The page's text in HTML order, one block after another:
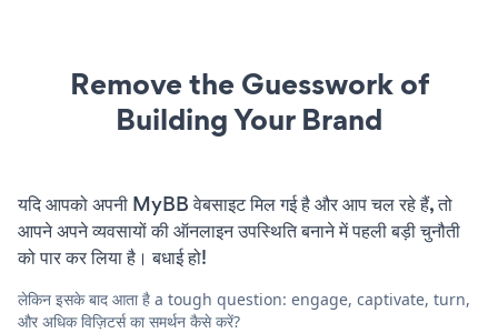
Remove the Guesswork of
Building Your Brand
यदि आपको अपनी MyBB वेबसाइट मिल गई है और आप चल रहे हैं, तो
आपने अपने व्यवसायों की ऑनलाइन उपस्थिति बनाने में पहली बड़ी चुनौती
को पार कर लिया है। बधाई हो!
लेकिन इसके बाद आता है a tough question: engage, captivate, turn,
और अधिक विज़िटर्स का समर्थन कैसे करें?